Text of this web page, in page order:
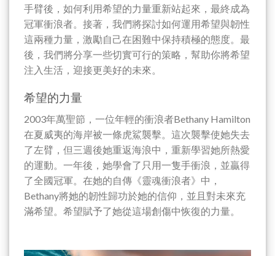
手臂後，如何利用希望的力量重新站起來，最終成為
冠軍衝浪者。接著，我們將探討如何運用希望與韌性
這兩種力量，激勵自己在困難中保持積極的態度。最
後，我們將分享一些切實可行的策略，幫助你將希望
注入生活，迎接更美好的未來。
希望的力量
2003年萬聖節，一位年輕的衝浪者Bethany Hamilton
在夏威夷的海岸被一條虎鯊襲擊。這次襲擊使她失去
了左臂，但三週後她重返海浪中，重新學習她所熱愛
的運動。一年後，她學會了只用一隻手衝浪，並贏得
了全國冠軍。在她的自傳《靈魂衝浪者》中，
Bethany將她的韌性歸功於她的信仰，並且對未來充
滿希望。希望賦予了她從這場創傷中恢復的力量。